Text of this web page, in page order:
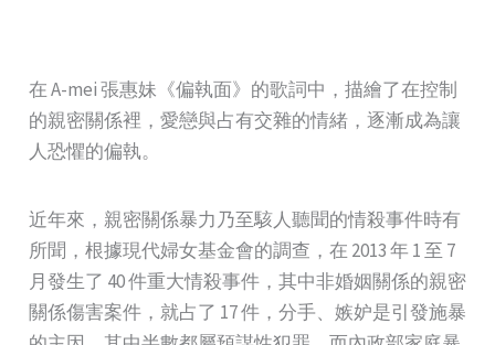
在 A-mei 張惠妹《偏執面》的歌詞中，描繪了在控制
的親密關係裡，愛戀與占有交雜的情緒，逐漸成為讓
人恐懼的偏執。
近年來，親密關係暴力乃至駭人聽聞的情殺事件時有
所聞，根據現代婦女基金會的調查，在 2013 年 1 至 7
月發生了 40 件重大情殺事件，其中非婚姻關係的親密
關係傷害案件，就占了 17 件，分手、嫉妒是引發施暴